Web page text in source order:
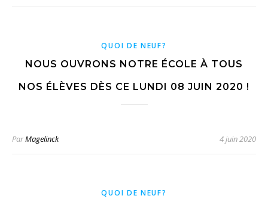
QUOI DE NEUF?
NOUS OUVRONS NOTRE ÉCOLE À TOUS
NOS ÉLÈVES DÈS CE LUNDI 08 JUIN 2020 !
ParMagelinck 4 juin 2020
QUOI DE NEUF?